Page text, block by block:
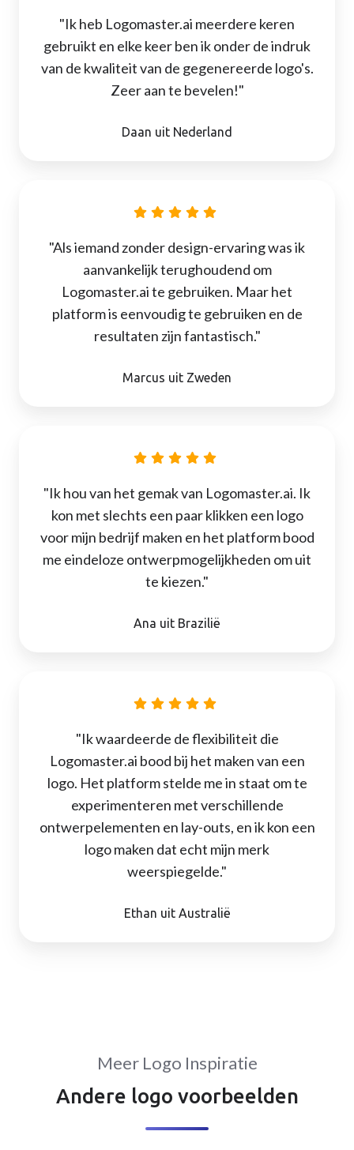
"Ik heb Logomaster.ai meerdere keren
gebruikt en elke keer ben ik onder de indruk
van de kwaliteit van de gegenereerde logo's.
Zeer aan te bevelen!"
Daan uit Nederland
"Als iemand zonder design-ervaring was ik
aanvankelijk terughoudend om
Logomaster.ai te gebruiken. Maar het
platform is eenvoudig te gebruiken en de
resultaten zijn fantastisch."
Marcus uit Zweden
"Ik hou van het gemak van Logomaster.ai. Ik
kon met slechts een paar klikken een logo
voor mijn bedrijf maken en het platform bood
me eindeloze ontwerpmogelijkheden om uit
te kiezen."
Ana uit Brazilië
"Ik waardeerde de flexibiliteit die
Logomaster.ai bood bij het maken van een
logo. Het platform stelde me in staat om te
experimenteren met verschillende
ontwerpelementen en lay-outs, en ik kon een
logo maken dat echt mijn merk
weerspiegelde."
Ethan uit Australië
Meer Logo Inspiratie
Andere logo voorbeelden